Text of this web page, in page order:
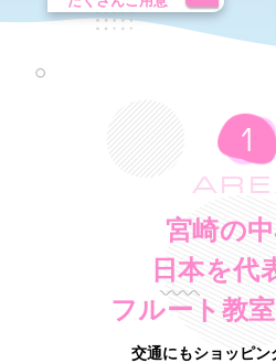
宮崎の
日本を代
フルート教
交通にもショッピン